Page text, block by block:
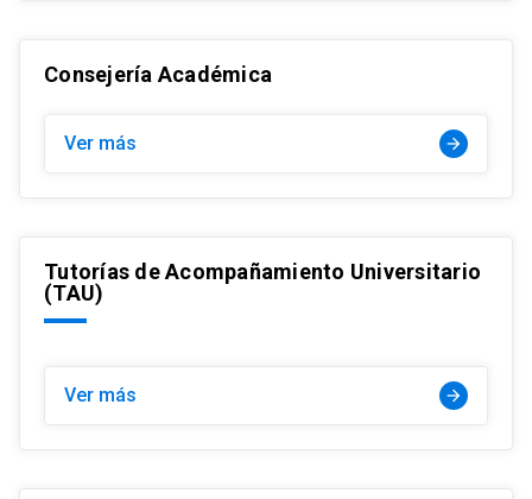
Consejería Académica
Ver más arrow_forward
Tutorías de Acompañamiento Universitario
(TAU)
Ver más arrow_forward